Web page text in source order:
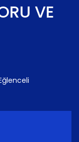
VE